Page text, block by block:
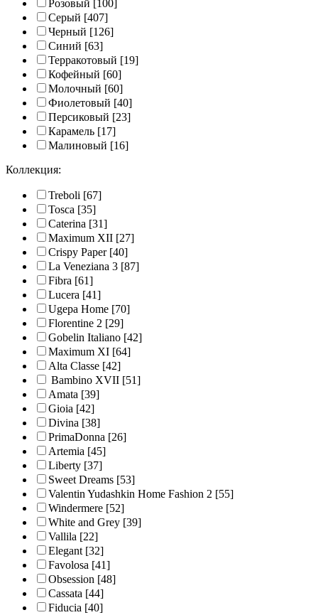
Розовый [100]
Серый [407]
Черный [126]
Синий [63]
Терракотовый [19]
Кофейный [60]
Молочный [60]
Фиолетовый [40]
Персиковый [23]
Карамель [17]
Малиновый [16]
Коллекция:
Treboli [67]
Tosca [35]
Caterina [31]
Maximum XII [27]
Crispy Paper [40]
La Veneziana 3 [87]
Fibra [61]
Lucera [41]
Ugepa Home [70]
Florentine 2 [29]
Gobelin Italiano [42]
Maximum XI [64]
Alta Classe [42]
Bambino XVII [51]
Amata [39]
Gioia [42]
Divina [38]
PrimaDonna [26]
Artemia [45]
Liberty [37]
Sweet Dreams [53]
Valentin Yudashkin Home Fashion 2 [55]
Windermere [52]
White and Grey [39]
Vallila [22]
Elegant [32]
Favolosa [41]
Obsession [48]
Cassata [44]
Fiducia [40]